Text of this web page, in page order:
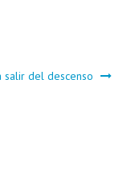
salir del descenso